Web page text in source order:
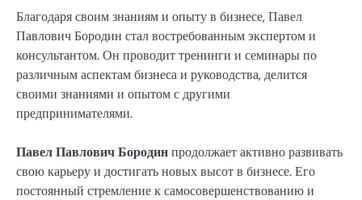
Благодаря своим знаниям и опыту в бизнесе, Павел
Павлович Бородин стал востребованным экспертом и
консультантом. Он проводит тренинги и семинары по
различным аспектам бизнеса и руководства, делится
своими знаниями и опытом с другими
предпринимателями.
Павел Павлович Бородинпродолжает активно развивать
свою карьеру и достигать новых высот в бизнесе. Его
постоянный стремление к самосовершенствованию и